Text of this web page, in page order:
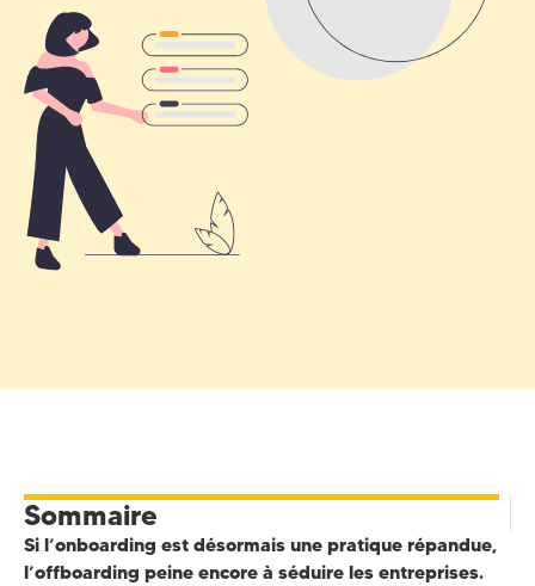
Sommaire
Si l’onboarding est désormais une pratique répandue,
l’offboarding peine encore à séduire les entreprises.